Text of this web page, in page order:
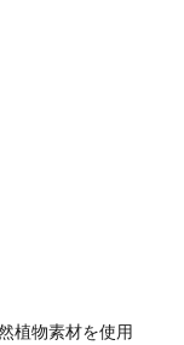
植物素材を使用